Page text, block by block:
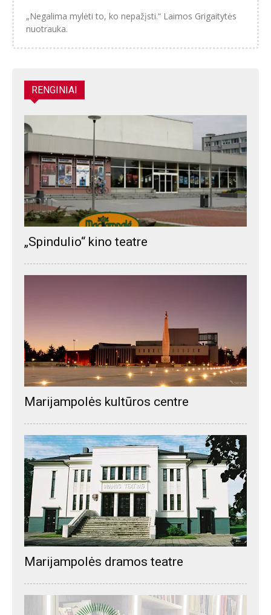
„Negalima mylėti to, ko nepažįsti.“ Laimos Grigaitytės
nuotrauka.
RENGINIAI
„Spindulio“ kino teatre
Marijampolės kultūros centre
Marijampolės dramos teatre